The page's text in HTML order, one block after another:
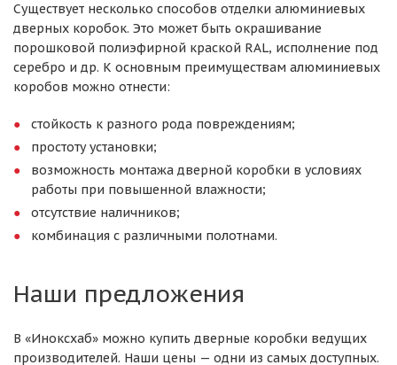
Существует несколько способов отделки алюминиевых
дверных коробок. Это может быть окрашивание
порошковой полиэфирной краской RAL, исполнение под
серебро и др. К основным преимуществам алюминиевых
коробов можно отнести:
стойкость к разного рода повреждениям;
простоту установки;
возможность монтажа дверной коробки в условиях
работы при повышенной влажности;
отсутствие наличников;
комбинация с различными полотнами.
Наши предложения
В «Иноксхаб» можно купить дверные коробки ведущих
производителей. Наши цены — одни из самых доступных.